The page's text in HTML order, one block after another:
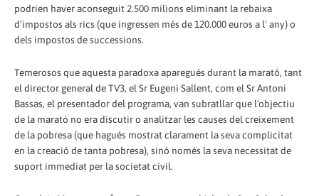
podrien haver aconseguit 2.500 milions eliminant la rebaixa
d'impostos als rics (que ingressen més de 120.000 euros a l' any) o
dels impostos de successions.
Temerosos que aquesta paradoxa aparegués durant la marató, tant
el director general de TV3, el Sr Eugeni Sallent, com el Sr Antoni
Bassas, el presentador del programa, van subratllar que l'objectiu
de la marató no era discutir o analitzar les causes del creixement
de la pobresa (que hagués mostrat clarament la seva complicitat
en la creació de tanta pobresa), sinó només la seva necessitat de
suport immediat per la societat civil.